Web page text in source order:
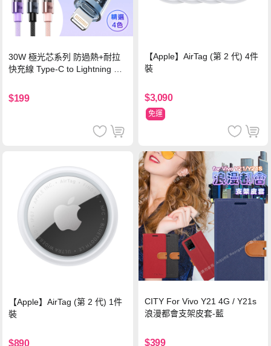
30W 極光芯系列 防過熱+耐拉
快充線 Type-C to Lightning 傳
$199
【Apple】AirTag (第 2 代) 4件
裝
$3,090
免運
【Apple】AirTag (第 2 代) 1件
裝
$890
CITY For Vivo Y21 4G / Y21s
浪漫都會支架皮套-藍
$399